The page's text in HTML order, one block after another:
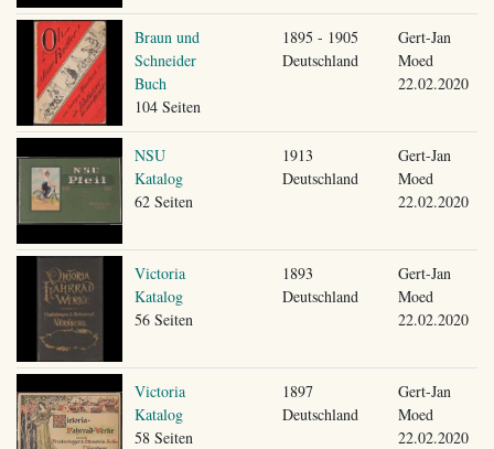
Braun und
Schneider
Buch
104 Seiten
1895 - 1905
Deutschland
Gert-Jan
Moed
22.02.2020
NSU
Katalog
62 Seiten
1913
Deutschland
Gert-Jan
Moed
22.02.2020
Victoria
Katalog
56 Seiten
1893
Deutschland
Gert-Jan
Moed
22.02.2020
Victoria
Katalog
58 Seiten
1897
Deutschland
Gert-Jan
Moed
22.02.2020